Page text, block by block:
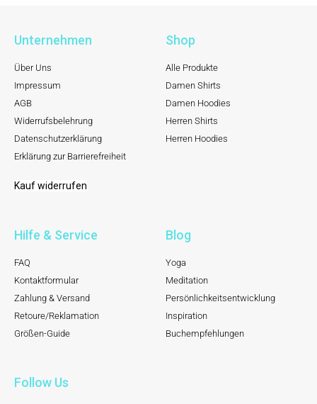
Unternehmen
Über Uns
Impressum
AGB
Widerrufsbelehrung
Datenschutzerklärung
Erklärung zur Barrierefreiheit
Kauf widerrufen
Shop
Alle Produkte
Damen Shirts
Damen Hoodies
Herren Shirts
Herren Hoodies
Hilfe & Service
FAQ
Kontaktformular
Zahlung & Versand
Retoure/Reklamation
Größen-Guide
Blog
Yoga
Meditation
Persönlichkeitsentwicklung
Inspiration
Buchempfehlungen
Follow Us